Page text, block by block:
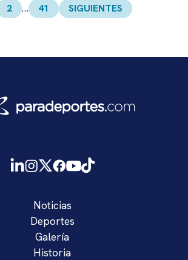
2 … 41 SIGUIENTES
Noticias
Deportes
Galería
Historia